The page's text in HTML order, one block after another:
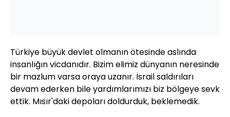
Türkiye büyük devlet olmanın ötesinde aslında
insanlığın vicdanıdır. Bizim elimiz dünyanın neresinde
bir mazlum varsa oraya uzanır. İsrail saldırıları
devam ederken bile yardımlarımızı biz bölgeye sevk
ettik. Mısır'daki depoları doldurduk, beklemedik.